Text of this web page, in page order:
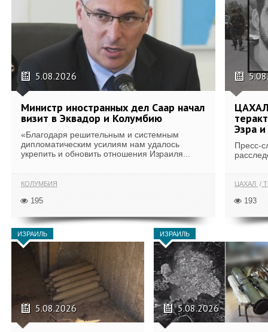
5.08.2026
Министр иностранных дел Саар начал
визит в Эквадор и Колумбию
«Благодаря решительным и системным
дипломатическим усилиям нам удалось
укрепить и обновить отношения Израиля...
КОЛУМБИЯ
195
ЦАХАЛ
Эзра
Пресс-
ЦАХАЛ
193
ИЗРАИЛЬ
5.08.2026
ИЗРАИЛЬ
5.08.2026